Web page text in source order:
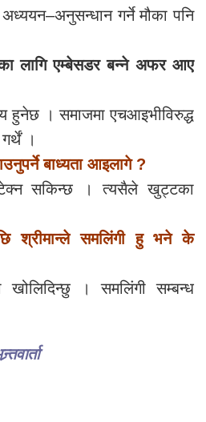
गर्ने मौका पनि
लागि एम्बेसडर बन्ने अफर आए
हुनेछ । समाजमा एचआइभीविरुद्ध
।
बाध्यता आइलागे ?
सकिन्छ । त्यसैले खुट्टका
श्रीमान्ले समलिंगी हु भने के
खोलिदिन्छु । समलिंगी सम्बन्ध